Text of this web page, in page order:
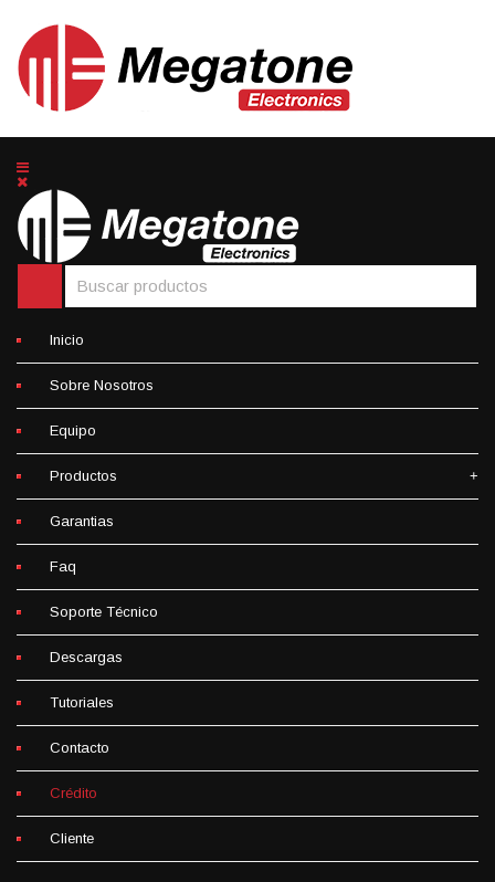
Inicio
Sobre Nosotros
Equipo
Productos
Garantias
Faq
Soporte Técnico
Descargas
Tutoriales
Contacto
Crédito
Cliente